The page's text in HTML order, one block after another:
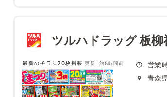
ツルハドラッグ 板柳
最新のチラシ20枚掲載 更新: 約5時間前
営業
青森